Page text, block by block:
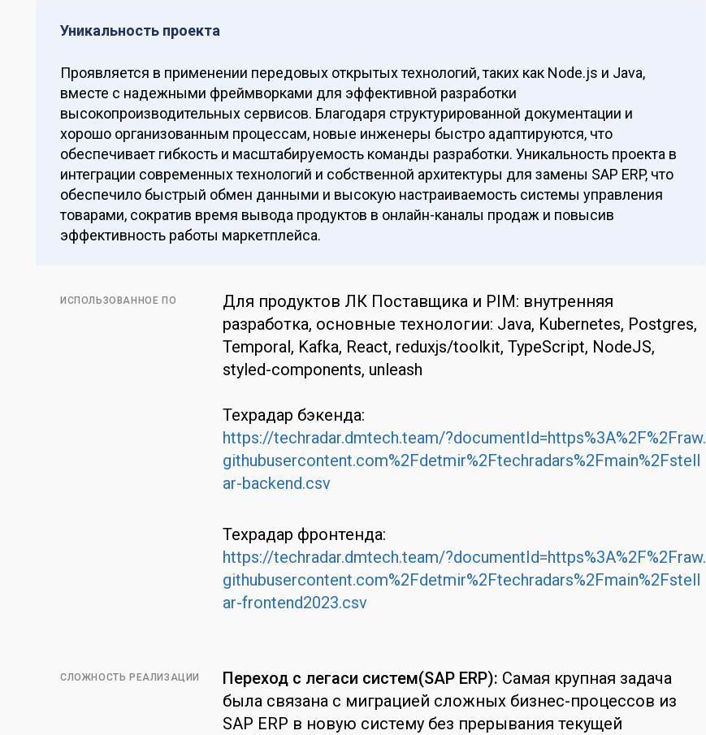
Уникальность проекта
Проявляется в применении передовых открытых технологий, таких как Node.js и Java,
вместе с надежными фреймворками для эффективной разработки
высокопроизводительных сервисов. Благодаря структурированной документации и
хорошо организованным процессам, новые инженеры быстро адаптируются, что
обеспечивает гибкость и масштабируемость команды разработки. Уникальность проекта в
интеграции современных технологий и собственной архитектуры для замены SAP ERP, что
обеспечило быстрый обмен данными и высокую настраиваемость системы управления
товарами, сократив время вывода продуктов в онлайн-каналы продаж и повысив
эффективность работы маркетплейса.
ИСПОЛЬЗОВАННОЕ ПО
Для продуктов ЛК Поставщика и PIM: внутренняя
разработка, основные технологии: Java, Kubernetes, Postgres,
Temporal, Kafka, React, reduxjs/toolkit, TypeScript, NodeJS,
styled-components, unleash
Техрадар бэкенда:
https://techradar.dmtech.team/?documentId=https%3A%2F%2Fraw.
githubusercontent.com%2Fdetmir%2Ftechradars%2Fmain%2Fstell
ar-backend.csv
Техрадар фронтенда:
https://techradar.dmtech.team/?documentId=https%3A%2F%2Fraw.
githubusercontent.com%2Fdetmir%2Ftechradars%2Fmain%2Fstell
ar-frontend2023.csv
СЛОЖНОСТЬ РЕАЛИЗАЦИИ Переход с легаси систем(SAP ERP): Самая крупная задача
была связана с миграцией сложных бизнес-процессов из
SAP ERP в новую систему без прерывания текущей